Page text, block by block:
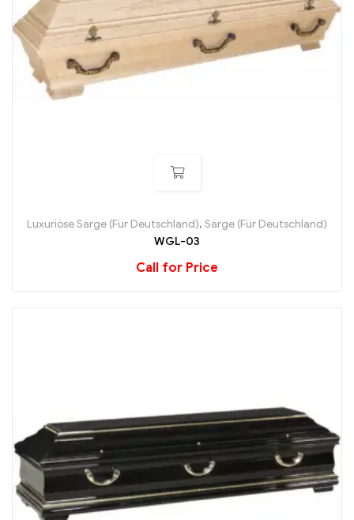
Luxuriöse Särge (Für Deutschland), Särge (Für Deutschland)
WGL-03
Call for Price